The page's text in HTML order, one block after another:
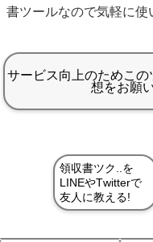
書ツールなので気軽に使